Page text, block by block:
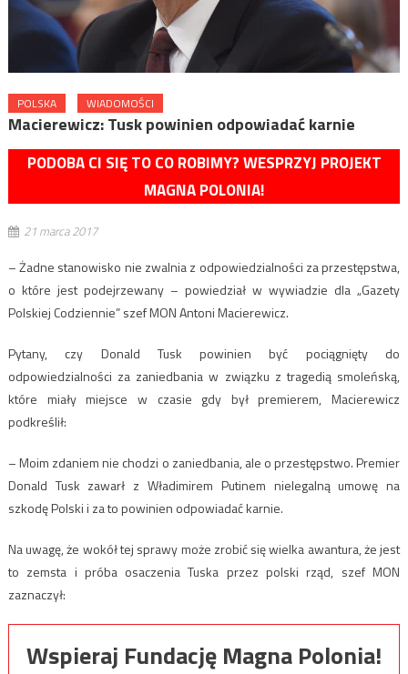
POLSKA WIADOMOŚCI
Macierewicz: Tusk powinien odpowiadać karnie
PODOBA CI SIĘ TO CO ROBIMY? WESPRZYJ PROJEKT
MAGNA POLONIA!
21 marca 2017
– Żadne stanowisko nie zwalnia z odpowiedzialności za przestępstwa,
o które jest podejrzewany – powiedział w wywiadzie dla „Gazety
Polskiej Codziennie” szef MON Antoni Macierewicz.
Pytany, czy Donald Tusk powinien być pociągnięty do
odpowiedzialności za zaniedbania w związku z tragedią smoleńską,
które miały miejsce w czasie gdy był premierem, Macierewicz
podkreślił:
– Moim zdaniem nie chodzi o zaniedbania, ale o przestępstwo. Premier
Donald Tusk zawarł z Władimirem Putinem nielegalną umowę na
szkodę Polski i za to powinien odpowiadać karnie.
Na uwagę, że wokół tej sprawy może zrobić się wielka awantura, że jest
to zemsta i próba osaczenia Tuska przez polski rząd, szef MON
zaznaczył:
Wspieraj Fundację Magna Polonia!